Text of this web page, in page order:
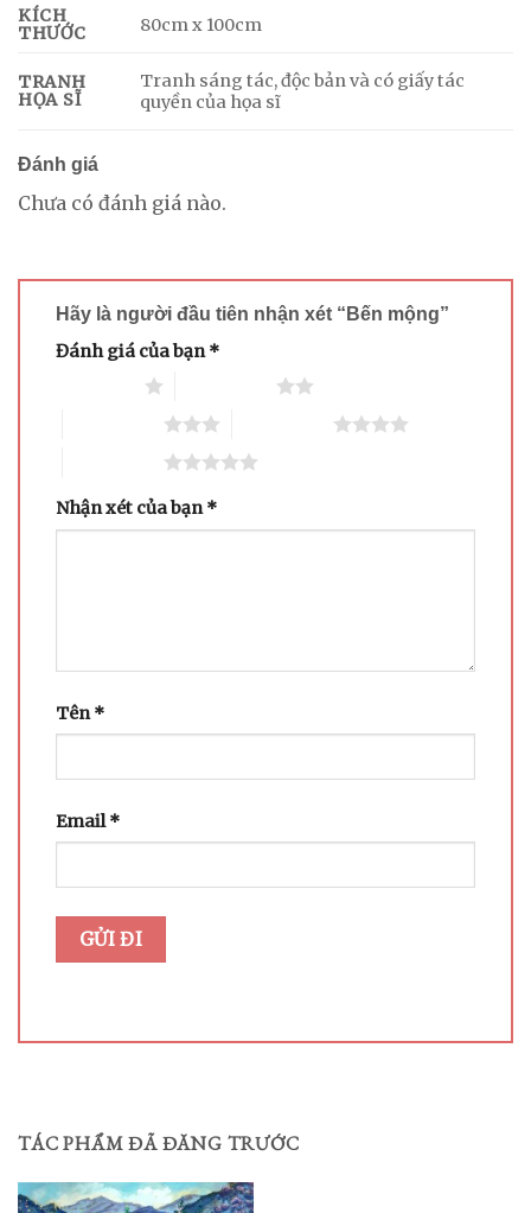
KÍCH
THƯỚC
80cm x 100cm
TRANH
HỌA SĨ
Tranh sáng tác, độc bản và có giấy tác
quyền của họa sĩ
Đánh giá
Chưa có đánh giá nào.
Hãy là người đầu tiên nhận xét “Bến mộng”
Đánh giá của bạn *
Nhận xét của bạn*
Tên *
Email*
TÁC PHẨM ĐÃ ĐĂNG TRƯỚC